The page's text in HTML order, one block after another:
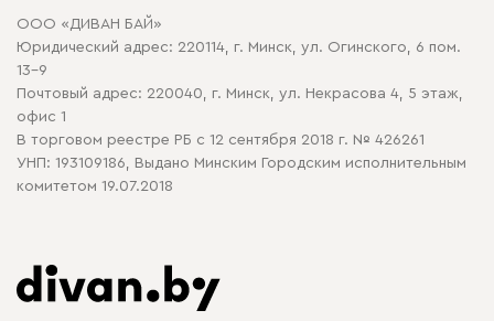
Политика конфиденциальности
Политика в отношении обработки cookie
ООО «ДИВАН БАЙ»
Юридический адрес: 220114, г. Минск, ул. Огинского, 6 пом.
13-9
Почтовый адрес: 220040, г. Минск, ул. Некрасова 4, 5 этаж,
офис 1
В торговом реестре РБ с 12 сентября 2018 г. № 426261
УНП: 193109186, Выдано Минским Городским исполнительным
комитетом 19.07.2018